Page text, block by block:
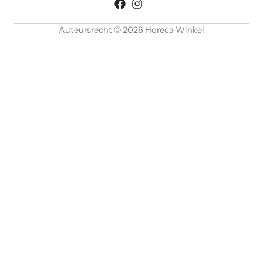
Auteursrecht © 2026 Horeca Winkel